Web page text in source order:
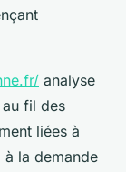
analyse
fil des
liées à
à la demande